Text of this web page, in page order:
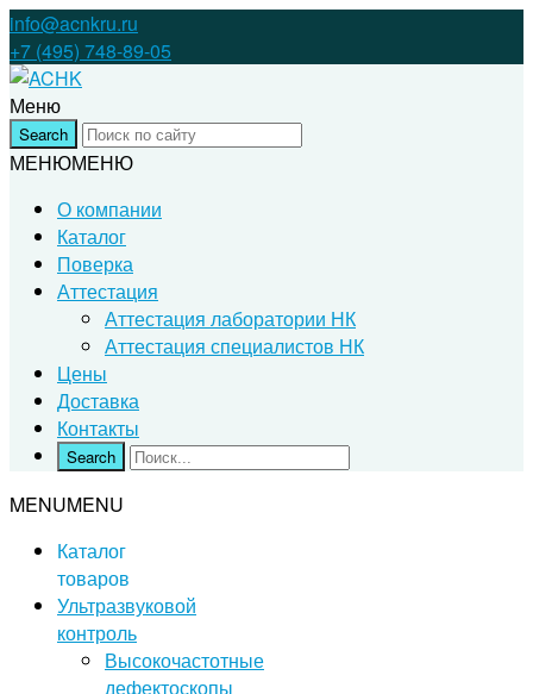
info@acnkru.ru
+7 (495) 748-89-05
Меню
МЕНЮМЕНЮ
О компании
Каталог
Поверка
Аттестация
Аттестация лаборатории НК
Аттестация специалистов НК
Цены
Доставка
Контакты
MENUMENU
Каталог
товаров
Ультразвуковой
контроль
Высокочастотные
дефектоскопы